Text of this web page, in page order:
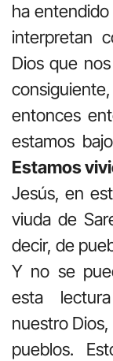
ha entendido
interpretan
Dios que
entonces
estamos
Estamos
Jesús, en
viuda de
decir, de
Y no se
esta
nuestro
pueblos.